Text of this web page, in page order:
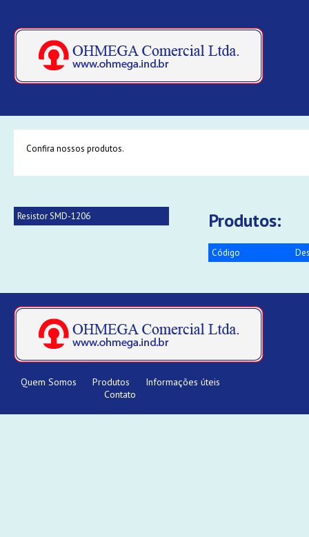
Confira nossos produtos.
Resistor SMD-1206 Produtos:
Código
Quem Somos Produtos
Informações úteis
Contato